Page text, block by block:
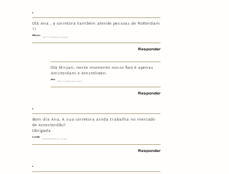
Miryan
02/11/2023 às 22:39
Olá Ana , a corretora também atende pessoas de Rotterdam
?!
Responder
Ana
09/11/2023 às 14:57
Olá Miryan, neste momento nosso foco é apenas
Amsterdam e Amstelveen.
Responder
Lucilia
23/09/2024 às 12:20
Bom dia Ana, A sua corretora ainda trabalha no mercado
de Amesterdão?
Obrigada
Responder